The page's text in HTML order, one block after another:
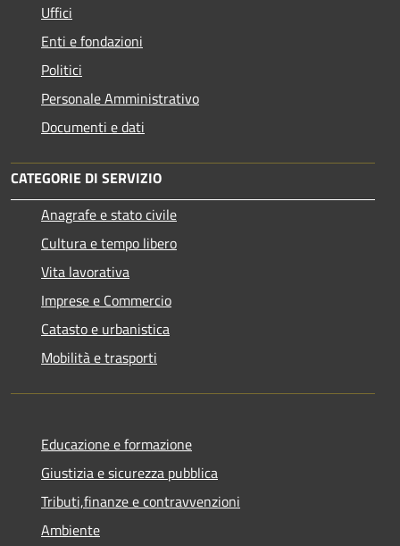
Uffici
Enti e fondazioni
Politici
Personale Amministrativo
Documenti e dati
CATEGORIE DI SERVIZIO
Anagrafe e stato civile
Cultura e tempo libero
Vita lavorativa
Imprese e Commercio
Catasto e urbanistica
Mobilità e trasporti
Educazione e formazione
Giustizia e sicurezza pubblica
Tributi,finanze e contravvenzioni
Ambiente